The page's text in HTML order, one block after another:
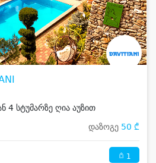
4 სტუმარზე ღია აუზით
დაზოგე 50 ₾
1